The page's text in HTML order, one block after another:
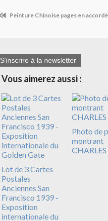
Peinture Chinoise pages en
S'inscrire à la newsletter
Vous aimerez aussi :
Lot de 3 Cartes
Postales
Anciennes San
Francisco 1939 -
Exposition
internationale du
Photo de
montrant